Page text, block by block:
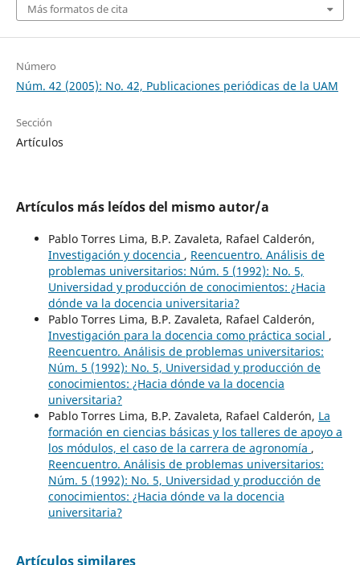
Más formatos de cita
Número
Núm. 42 (2005): No. 42, Publicaciones periódicas de la UAM
Sección
Artículos
Artículos más leídos del mismo autor/a
Pablo Torres Lima, B.P. Zavaleta, Rafael Calderón,
Investigación y docencia , Reencuentro. Análisis de
problemas universitarios: Núm. 5 (1992): No. 5,
Universidad y producción de conocimientos: ¿Hacia
dónde va la docencia universitaria?
Pablo Torres Lima, B.P. Zavaleta, Rafael Calderón,
Investigación para la docencia como práctica social ,
Reencuentro. Análisis de problemas universitarios:
Núm. 5 (1992): No. 5, Universidad y producción de
conocimientos: ¿Hacia dónde va la docencia
universitaria?
Pablo Torres Lima, B.P. Zavaleta, Rafael Calderón, La
formación en ciencias básicas y los talleres de apoyo a
los módulos, el caso de la carrera de agronomía ,
Reencuentro. Análisis de problemas universitarios:
Núm. 5 (1992): No. 5, Universidad y producción de
conocimientos: ¿Hacia dónde va la docencia
universitaria?
Artículos similares